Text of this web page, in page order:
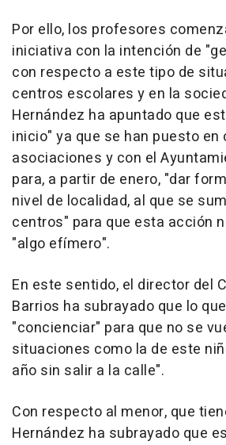
Por ello, los profesores
iniciativa con la intención de
con respecto a este tipo de
centros escolares y en la
Hernández ha apuntado que
inicio" ya que se han puesto
asociaciones y con el
para, a partir de enero, "dar
nivel de localidad, al que se
centros" para que esta acción
"algo efímero".
En este sentido, el director del
Barrios ha subrayado que lo
"concienciar" para que no se
situaciones como la de este
año sin salir a la calle".
Con respecto al menor, que
Hernández ha subrayado que